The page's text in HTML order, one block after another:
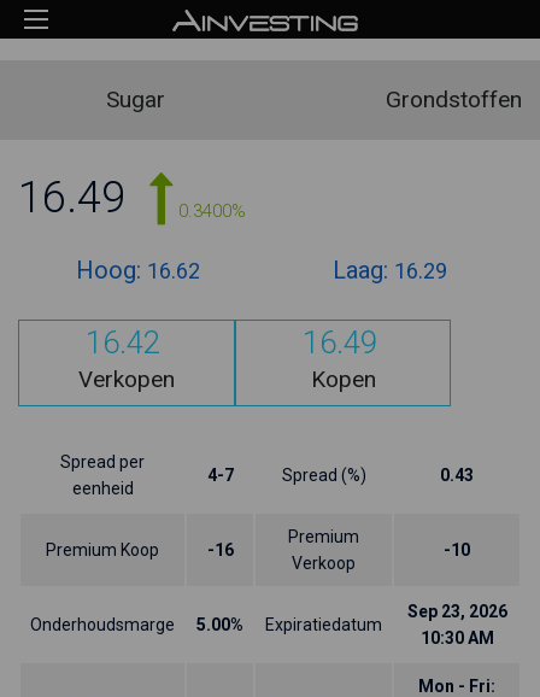
Sugar Grondstoffen
16.49 0.3400%
Hoog: 16.62 Laag: 16.29
16.42
Verkopen
16.49
Kopen
Spread per
eenheid
4-7 Spread (%) 0.43
Premium Koop -16
Premium
Verkoop
-10
Onderhoudsmarge 5.00% Expiratiedatum
Sep 23, 2026
10:30 AM
Mon - Fri: